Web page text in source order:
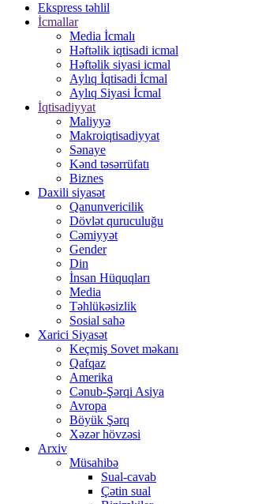
Ekspress təhlil
İcmallar
Media İcmalı
Həftəlik iqtisadi icmal
Həftəlik siyasi icmal
Aylıq İqtisadi İcmal
Aylıq Siyasi İcmal
İqtisadiyyat
Maliyyə
Makroiqtisadiyyat
Sənaye
Kənd təsərrüfatı
Biznes
Daxili siyasət
Qanunvericilik
Dövlət quruculuğu
Cəmiyyət
Gender
Din
İnsan Hüquqları
Media
Təhlükəsizlik
Sosial sahə
Xarici Siyasət
Keçmiş Sovet məkanı
Qafqaz
Amerika
Cənub-Şərqi Asiya
Avropa
Böyük Şərq
Xəzər hövzəsi
Arxiv
Müsahibə
Sual-cavab
Çətin sual